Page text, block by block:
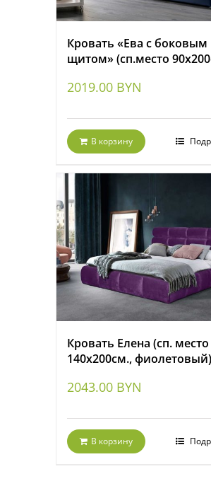
Кровать «Ева с боковым
щитом» (сп.место
2019.00 BYN
В корзину
Кровать Елена (сп. место
140х200см., фиолетовый)
2043.00 BYN
В корзину